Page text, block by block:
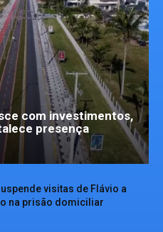
com investimentos,
presença
visitas de Flávio a
na prisão domiciliar